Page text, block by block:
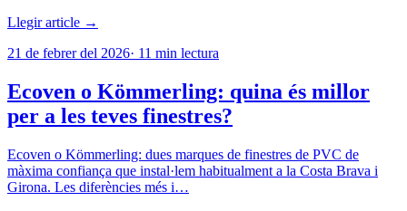
Llegir article →
21 de febrer del 2026· 11 min lectura
Ecoven o Kömmerling: quina és millor
per a les teves finestres?
Ecoven o Kömmerling: dues marques de finestres de PVC de
màxima confiança que instal·lem habitualment a la Costa Brava i
Girona. Les diferències més i…